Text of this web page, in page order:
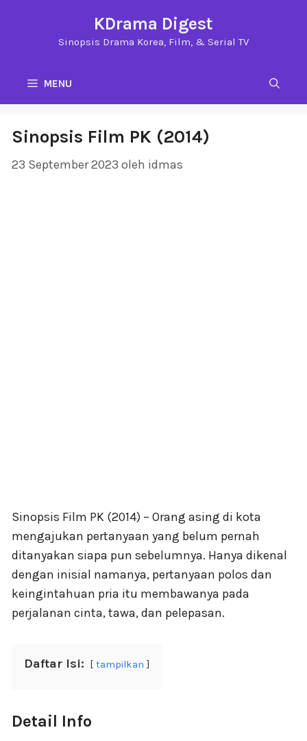
KDrama Digest
Sinopsis Drama Korea, Film, & Serial TV
MENU
Sinopsis Film PK (2014)
23 September 2023 oleh idmas
Sinopsis Film PK (2014) – Orang asing di kota
mengajukan pertanyaan yang belum pernah
ditanyakan siapa pun sebelumnya. Hanya dikenal
dengan inisial namanya, pertanyaan polos dan
keingintahuan pria itu membawanya pada
perjalanan cinta, tawa, dan pelepasan.
Daftar Isi: tampilkan
Detail Info